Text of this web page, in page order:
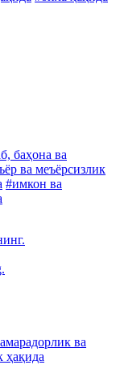
баҳона ва
ва меъёрсизлик
#имкон ва
ва
ҳақида